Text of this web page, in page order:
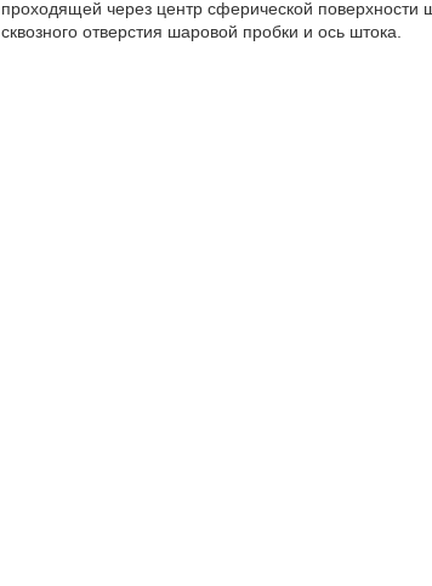
проходящей через центр сферической
сквозного отверстия шаровой пробки и ось штока.